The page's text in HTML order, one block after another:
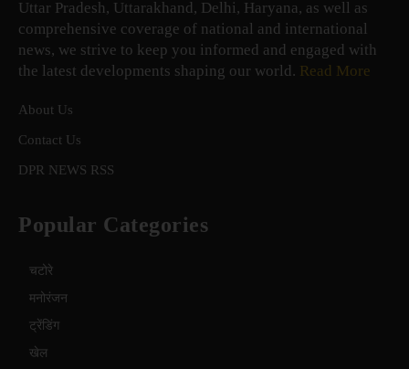
Uttar Pradesh, Uttarakhand, Delhi, Haryana, as well as
comprehensive coverage of national and international
news, we strive to keep you informed and engaged with
the latest developments shaping our world. Read More
About Us
Contact Us
DPR NEWS RSS
Popular Categories
चटोरे
मनोरंजन
ट्रेंडिंग
खेल